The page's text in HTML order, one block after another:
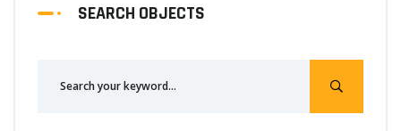
SEARCH OBJECTS